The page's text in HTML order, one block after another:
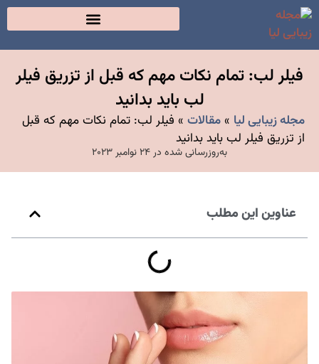
فیلر لب: تمام نکات مهم که قبل از تزریق فیلر
لب باید بدانید
مجله زیبایی لیا »مقالات » فیلر لب: تمام نکات مهم که قبل
از تزریق فیلر لب باید بدانید
به‌روزرسانی شده در 24 نوامبر 2023
عناوین این مطلب